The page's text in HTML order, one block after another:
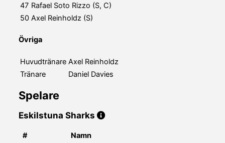
47 Rafael Soto Rizzo (S, C)
50 Axel Reinholdz (S)
Övriga
Huvudtränare Axel Reinholdz
Tränare
Daniel Davies
Spelare
Eskilstuna Sharks
#
Namn